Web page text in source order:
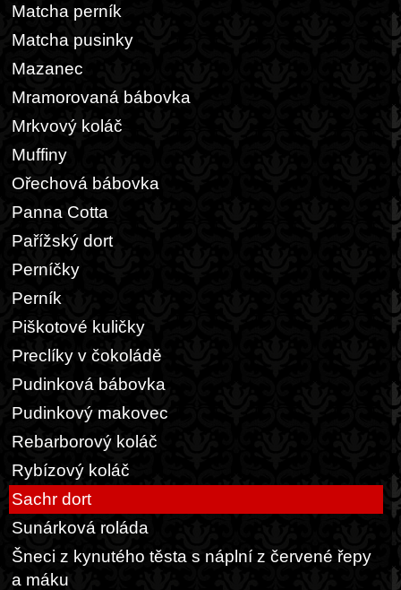
Matcha perník
Matcha pusinky
Mazanec
Mramorovaná bábovka
Mrkvový koláč
Muffiny
Ořechová bábovka
Panna Cotta
Pařížský dort
Perníčky
Perník
Piškotové kuličky
Preclíky v čokoládě
Pudinková bábovka
Pudinkový makovec
Rebarborový koláč
Rybízový koláč
Sachr dort
Sunárková roláda
Šneci z kynutého těsta s náplní z červené řepy
a máku